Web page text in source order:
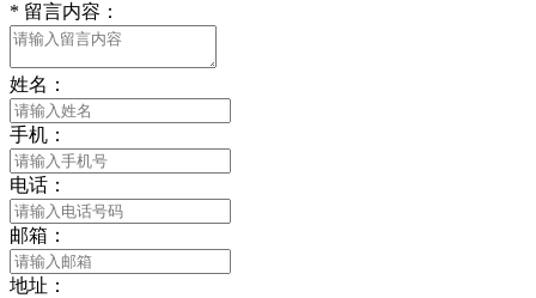
* 留言内容：
姓名：
手机：
电话：
邮箱：
地址：